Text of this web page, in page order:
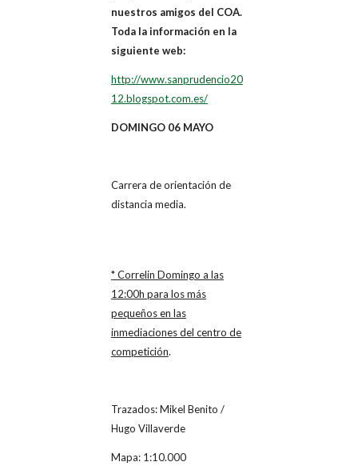
nuestros amigos del COA.
Toda la información en la
siguiente web:
http://www.sanprudencio20
12.blogspot.com.es/
DOMINGO 06 MAYO
Carrera de orientación de
distancia media.
* Correlin Domingo a las
12:00h para los más
pequeños en las
inmediaciones del centro de
competición.
Trazados: Mikel Benito /
Hugo Villaverde
Mapa: 1:10.000